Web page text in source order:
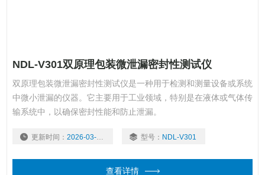
NDL-V301双原理包装微泄漏密封性测试仪
双原理包装微泄漏密封性测试仪是一种用于检测和测量设备或系统
中微小泄漏的仪器。它主要用于工业领域，特别是在液体或气体传
输系统中，以确保密封性能和防止泄漏。
更新时间： 2026-03-09 型号： NDL-V301
查看详情